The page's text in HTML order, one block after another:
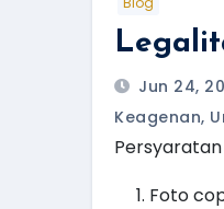
Jun 24,
Keagenan,
Foto